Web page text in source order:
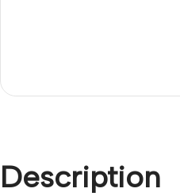
Description